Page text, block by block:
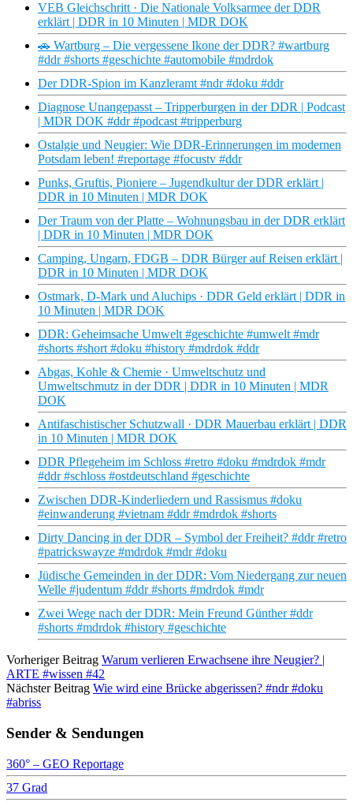
VEB Gleichschritt · Die Nationale Volksarmee der DDR
erklärt | DDR in 10 Minuten | MDR DOK
🚗 Wartburg – Die vergessene Ikone der DDR? #wartburg
#ddr #shorts #geschichte #automobile #mdrdok
Der DDR-Spion im Kanzleramt #ndr #doku #ddr
Diagnose Unangepasst – Tripperburgen in der DDR | Podcast
| MDR DOK #ddr #podcast #tripperburg
Ostalgie und Neugier: Wie DDR-Erinnerungen im modernen
Potsdam leben! #reportage #focustv #ddr
Punks, Gruftis, Pioniere – Jugendkultur der DDR erklärt |
DDR in 10 Minuten | MDR DOK
Der Traum von der Platte – Wohnungsbau in der DDR erklärt
| DDR in 10 Minuten | MDR DOK
Camping, Ungarn, FDGB – DDR Bürger auf Reisen erklärt |
DDR in 10 Minuten | MDR DOK
Ostmark, D-Mark und Aluchips · DDR Geld erklärt | DDR in
10 Minuten | MDR DOK
DDR: Geheimsache Umwelt #geschichte #umwelt #mdr
#shorts #short #doku #history #mdrdok #ddr
Abgas, Kohle & Chemie · Umweltschutz und
Umweltschmutz in der DDR | DDR in 10 Minuten | MDR
DOK
Antifaschistischer Schutzwall · DDR Mauerbau erklärt | DDR
in 10 Minuten | MDR DOK
DDR Pflegeheim im Schloss #retro #doku #mdrdok #mdr
#ddr #schloss #ostdeutschland #geschichte
Zwischen DDR-Kinderliedern und Rassismus #doku
#einwanderung #vietnam #ddr #mdrdok #shorts
Dirty Dancing in der DDR – Symbol der Freiheit? #ddr #retro
#patrickswayze #mdrdok #mdr #doku
Jüdische Gemeinden in der DDR: Vom Niedergang zur neuen
Welle #judentum #ddr #shorts #mdrdok #mdr
Zwei Wege nach der DDR: Mein Freund Günther #ddr
#shorts #mdrdok #history #geschichte
Vorheriger Beitrag Warum verlieren Erwachsene ihre Neugier? |
ARTE #wissen #42
Nächster Beitrag Wie wird eine Brücke abgerissen? #ndr #doku
#abriss
Sender & Sendungen
360° – GEO Reportage
37 Grad